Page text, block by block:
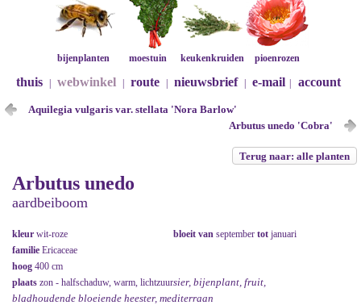
bijenplanten moestuin keukenkruiden pioenrozen
thuis webwinkel route nieuwsbrief e-mail account
Aquilegia vulgaris var. stellata 'Nora Barlow'
Arbutus unedo 'Cobra'
Terug naar: alle planten
Arbutus unedo
aardbeiboom
kleur wit-roze bloeit van september tot januari
familie Ericaceae
hoog 400 cm
plaats zon - halfschaduw, warm, lichtzuursier, bijenplant, fruit,
bladhoudende bloeiende heester, mediterraan